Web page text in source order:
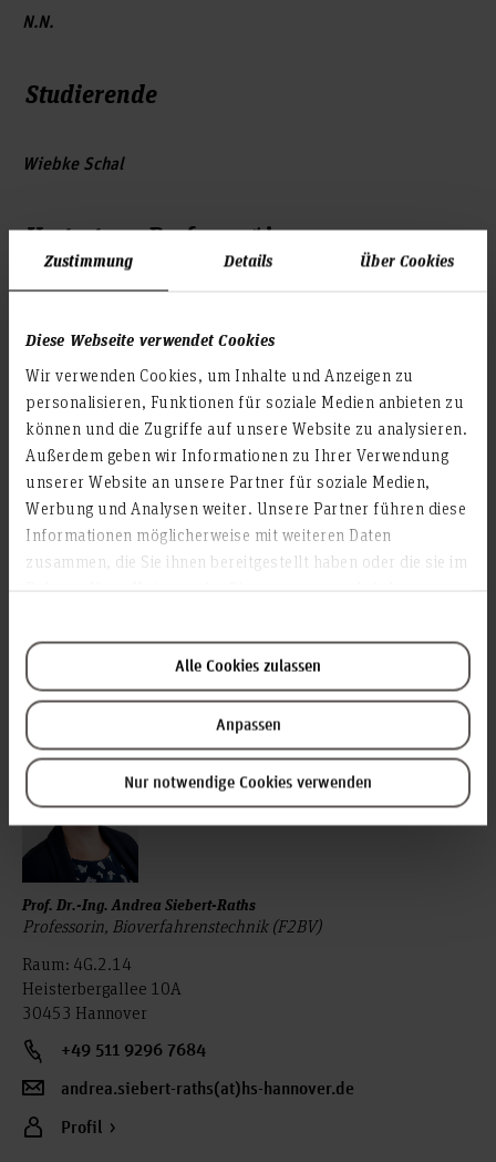
Zustimmung Details Über Cookies
Diese Webseite verwendet Cookies
Wir verwenden Cookies, um Inhalte und Anzeigen zu
personalisieren, Funktionen für soziale Medien anbieten zu
können und die Zugriffe auf unsere Website zu analysieren.
Außerdem geben wir Informationen zu Ihrer Verwendung
unserer Website an unsere Partner für soziale Medien,
Werbung und Analysen weiter. Unsere Partner führen diese
Informationen möglicherweise mit weiteren Daten
zusammen, die Sie ihnen bereitgestellt haben oder die sie im
Alle Cookies zulassen
Anpassen
Nur notwendige Cookies verwenden
N.N.
Studierende
Wiebke Schal
Vertretung Professor*innengruppe
Prof. Dr.-Ing. Kai Homeyer
Professor, Elektro- und Informationstechnik (F1E)
Raum: 1B.0.03
Ricklinger Stadtweg 120
Prof. Dr.-Ing. Andrea Siebert-Raths
Professorin, Bioverfahrenstechnik (F2BV)
Raum: 4G.2.14
Heisterbergallee 10A
30453 Hannover
+49 511 9296 7684
andrea.siebert-raths(at)hs-hannover.de
Profil